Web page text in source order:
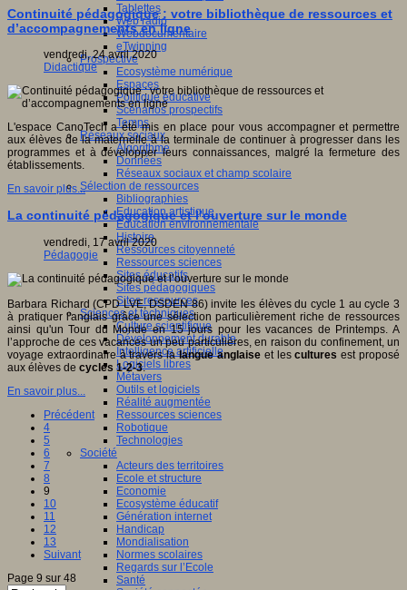
Tablettes
Web radio
Webdocumentaire
eTwinning
Prospective
Ecosystème numérique
Espaces
Politique éducative
Scénarios prospectifs
Temps
Réseaux sociaux
Algorithme
Données
Réseaux sociaux et champ scolaire
Sélection de ressources
Bibliographies
Education artistique
Education environnementale
Histoire
Ressources citoyenneté
Ressources sciences
Sites éducatifs
Sites pédagogiques
Sites ressources
Sciences et techniques
Culture scientifique
Développement durable
Intelligence artificielle
Logiciels libres
Métavers
Outils et logiciels
Réalité augmentée
Ressources sciences
Robotique
Technologies
Société
Acteurs des territoires
Ecole et structure
Economie
Ecosystème éducatif
Génération internet
Handicap
Mondialisation
Normes scolaires
Regards sur l’Ecole
Santé
Continuité pédagogique : votre bibliothèque de ressources et
d’accompagnements en ligne
vendredi, 24 avril 2020
Didactique
L'espace CanoTech a été mis en place pour vous accompagner et permettre
aux élèves de la maternelle à la terminale de continuer à progresser dans les
programmes et à développer leurs connaissances, malgré la fermeture des
établissements.
En savoir plus...
La continuité pédagogique et l’ouverture sur le monde
vendredi, 17 avril 2020
Pédagogie
Barbara Richard (CPD LVE, DSDEN 86) invite les élèves du cycle 1 au cycle 3
à pratiquer l'anglais grâce une sélection particulièrement riche de ressources
ainsi qu'un Tour du Monde en 15 jours pour les vacances de Printemps. A
l’approche de ces vacances un peu particulières, en raison du confinement, un
voyage extraordinaire à travers lalangue anglaiseet lescultures est proposé
aux élèves de cycles 1-2-3.
En savoir plus...
Précédent
4
5
6
7
8
9
10
11
12
13
Suivant
Page 9 sur 48